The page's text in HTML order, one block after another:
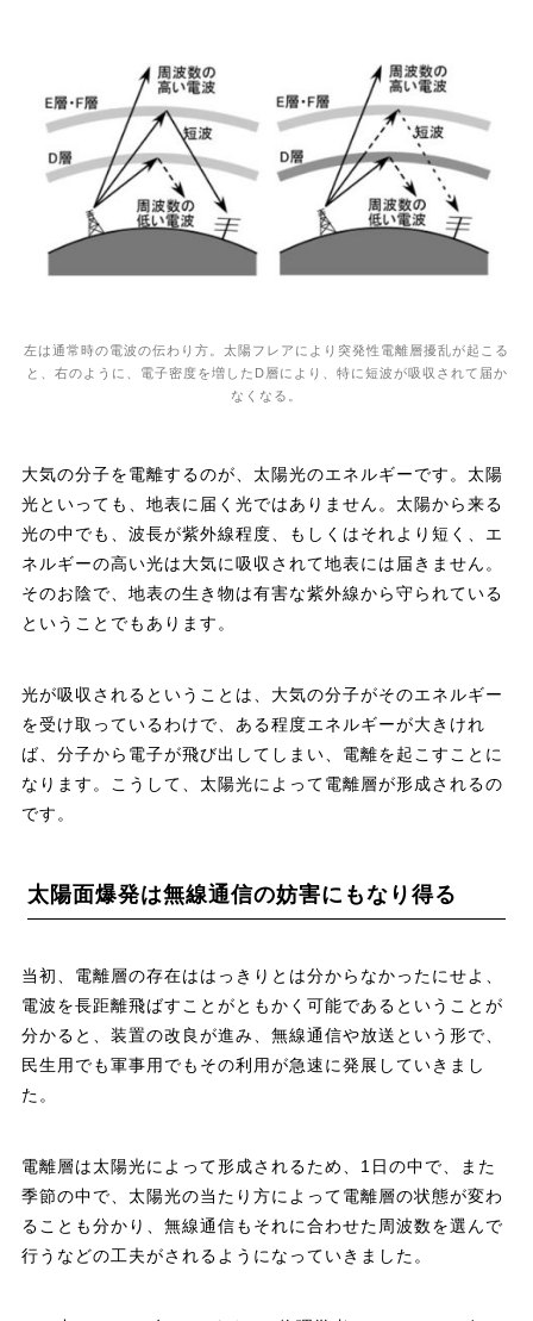
左は通常時の電波の伝わり方。太陽フレアにより突発性電離層擾乱が起こる
と、右のように、電子密度を増したD層により、特に短波が吸収されて届か
なくなる。
大気の分子を電離するのが、太陽光のエネルギーです。太陽
光といっても、地表に届く光ではありません。太陽から来る
光の中でも、波長が紫外線程度、もしくはそれより短く、エ
ネルギーの高い光は大気に吸収されて地表には届きません。
そのお陰で、地表の生き物は有害な紫外線から守られている
ということでもあります。
光が吸収されるということは、大気の分子がそのエネルギー
を受け取っているわけで、ある程度エネルギーが大きけれ
ば、分子から電子が飛び出してしまい、電離を起こすことに
なります。こうして、太陽光によって電離層が形成されるの
です。
太陽面爆発は無線通信の妨害にもなり得る
当初、電離層の存在ははっきりとは分からなかったにせよ、
電波を長距離飛ばすことがともかく可能であるということが
分かると、装置の改良が進み、無線通信や放送という形で、
民生用でも軍事用でもその利用が急速に発展していきまし
た。
電離層は太陽光によって形成されるため、1日の中で、また
季節の中で、太陽光の当たり方によって電離層の状態が変わ
ることも分かり、無線通信もそれに合わせた周波数を選んで
行うなどの工夫がされるようになっていきました。